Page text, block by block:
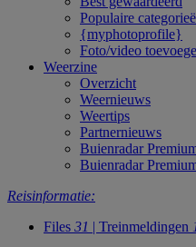
Populaire
{myphotoprofile}
Foto/video
Weerzine
Overzicht
Weernieuws
Weertips
Partnernieuws
Buienradar
Buienradar
Reisinformatie:
Files 31 | Treinmeldingen